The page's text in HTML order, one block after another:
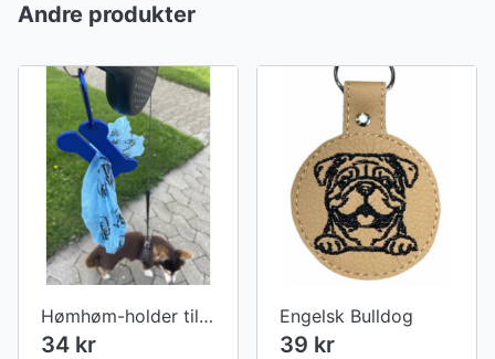
Andre produkter
Hømhøm-holder til brugte hundeposer lille
34 kr
Engelsk Bulldog
39 kr